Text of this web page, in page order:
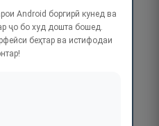
Android боргирӣ кунед ва
ҷо бо худ дошта бошед.
беҳтар ва истифодаи